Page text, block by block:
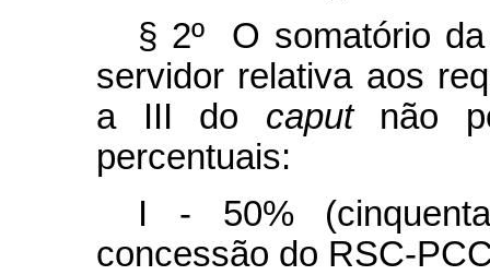
§ 2º O somatório
servidor relativa aos
a III do caputnão
percentuais:
I - 50%
concessão do RSC-